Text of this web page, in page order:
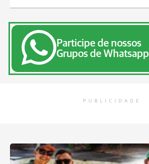
Participe de nossos
Grupos de Whatsapp
PUBLICIDADE